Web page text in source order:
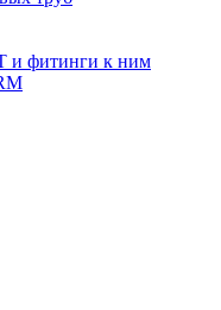
и фитинги к ним